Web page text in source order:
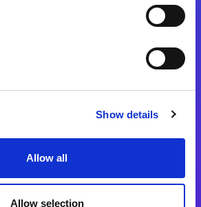
Show details
Allow all
Allow selection
Magic xpa関連ソフトウェア
Magic xpi
Magic xpi製品詳細